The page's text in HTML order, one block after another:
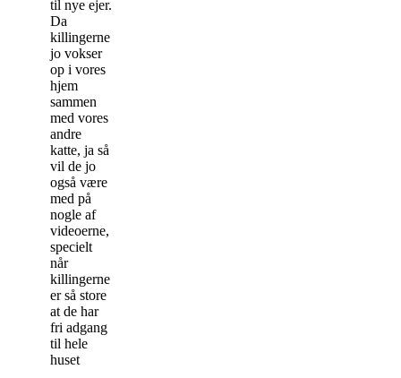
til nye ejer.
Da
killingerne
jo vokser
op i vores
hjem
sammen
med vores
andre
katte, ja så
vil de jo
også være
med på
nogle af
videoerne,
specielt
når
killingerne
er så store
at de har
fri adgang
til hele
huset